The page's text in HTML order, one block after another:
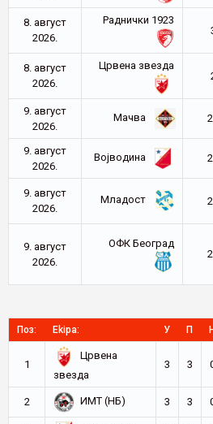
8. август
2026.
Раднички 1923
8. август
2026.
Црвена звезда
9. август
2026.
Мачва
9. август
2026.
Војводина
9. август
2026.
Младост
9. август
2026.
ОФК Београд
Поз: Ekipa: У П Н
1
Црвена
звезда
3 3
2 ИМТ (НБ) 3 3